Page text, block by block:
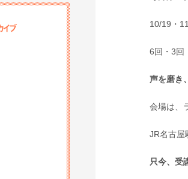
10/19・
6回・3回
声を磨き
会場は、
JR名古屋
只今、受